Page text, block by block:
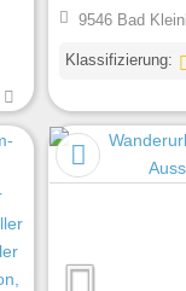
9546 Bad
Klassifizierung: